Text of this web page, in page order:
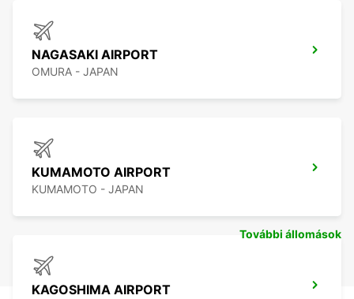
NAGASAKI AIRPORT
OMURA - JAPAN
KUMAMOTO AIRPORT
KUMAMOTO - JAPAN
KAGOSHIMA AIRPORT
További állomások